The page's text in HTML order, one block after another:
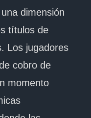
dimensión
títulos de
Los jugadores
cobro de
momento